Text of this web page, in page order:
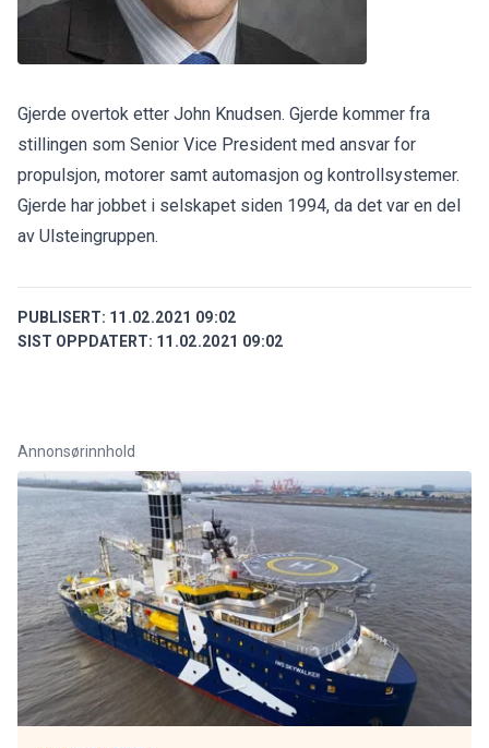
Gjerde overtok etter John Knudsen. Gjerde kommer fra
stillingen som Senior Vice President med ansvar for
propulsjon, motorer samt automasjon og kontrollsystemer.
Gjerde har jobbet i selskapet siden 1994, da det var en del
av Ulsteingruppen.
PUBLISERT: 11.02.2021 09:02
SIST OPPDATERT: 11.02.2021 09:02
Annonsørinnhold